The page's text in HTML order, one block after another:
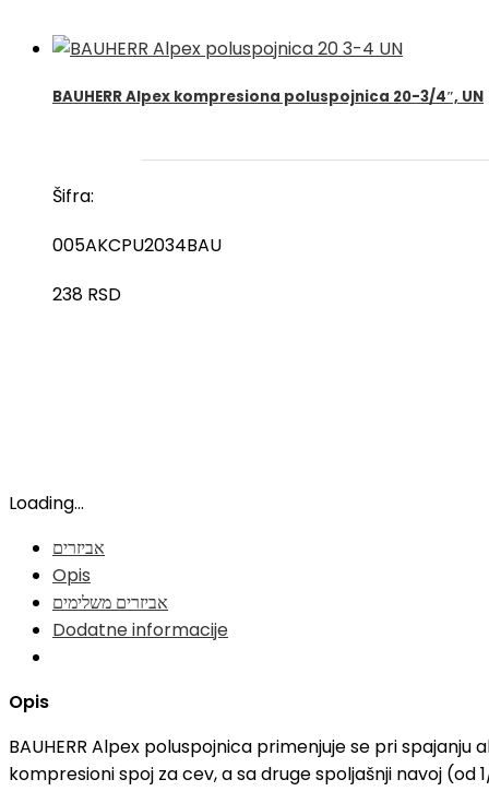
BAUHERR Alpex kompresiona poluspojnica 20-3/4″, UN
Šifra:
005AKCPU2034BAU
238 RSD
Loading...
אביזרים
Opis
אביזרים משלימים
Dodatne informacije
Opis
BAUHERR Alpex poluspojnica primenjuje se pri
kompresioni spoj za cev, a sa druge spoljašnji navoj (od